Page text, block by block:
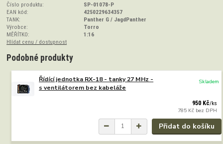
Číslo produktu:
SP-01078-P
EAN kód:
4250229634357
TANK:
Panther G / JagdPanther
Výrobce:
Torro
MĚŘÍTKO:
1:16
Hlídat cenu / dostupnost
Podobné produkty
Řídící jednotka RX-18 - tanky 27 MHz -
s ventilátorem bez kabeláže
950 Kč/ks
785 Kč bez DPH
Skladem
Přidat do košíku